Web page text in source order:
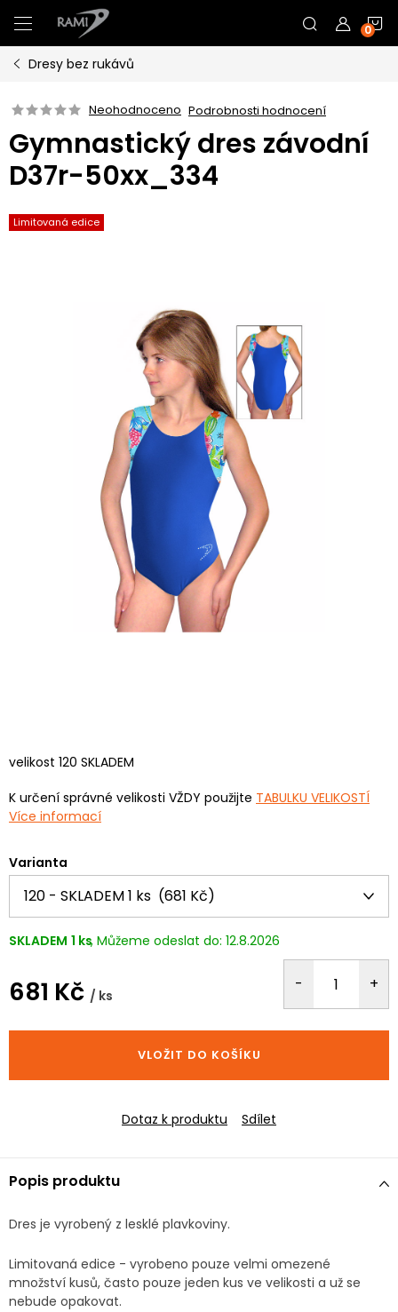
na
obsah
Dresy bez rukávů
Neohodnoceno Podrobnosti hodnocení
Gymnastický dres závodní
D37r-50xx_334
Limitovaná edice
velikost 120 SKLADEM
K určení správné velikosti VŽDY použijte TABULKU VELIKOSTÍ
Více informací
Varianta
SKLADEM 1 ks 12.8.2026
681 Kč / ks
cena:
VLOŽIT DO KOŠÍKU
Dotaz k produktu Sdílet
Popis produktu
Dres je vyrobený z lesklé plavkoviny.
Limitovaná edice - vyrobeno pouze velmi omezené
množství kusů, často pouze jeden kus ve velikosti a už se
nebude opakovat.